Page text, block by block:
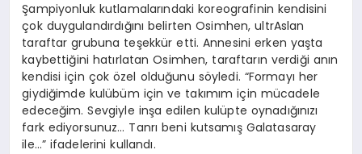
Şampiyonluk kutlamalarındaki koreografinin kendisini
çok duygulandırdığını belirten Osimhen, ultrAslan
taraftar grubuna teşekkür etti. Annesini erken yaşta
kaybettiğini hatırlatan Osimhen, taraftarın verdiği anın
kendisi için çok özel olduğunu söyledi. “Formayı her
giydiğimde kulübüm için ve takımım için mücadele
edeceğim. Sevgiyle inşa edilen kulüpte oynadığınızı
fark ediyorsunuz… Tanrı beni kutsamış Galatasaray
ile…” ifadelerini kullandı.